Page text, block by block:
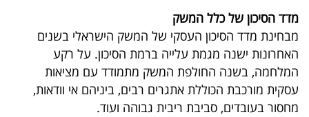
מדד הסיכון של כלל המשק
מבחינת מדד הסיכון העסקי של המשק הישראלי בשנים
האחרונות ישנה מגמת עלייה ברמת הסיכון. על רקע
המלחמה, בשנה החולפת המשק מתמודד עם מציאות
עסקית מורכבת הכוללת אתגרים רבים, ביניהם אי וודאות,
מחסור בעובדים, סביבת ריבית גבוהה ועוד.